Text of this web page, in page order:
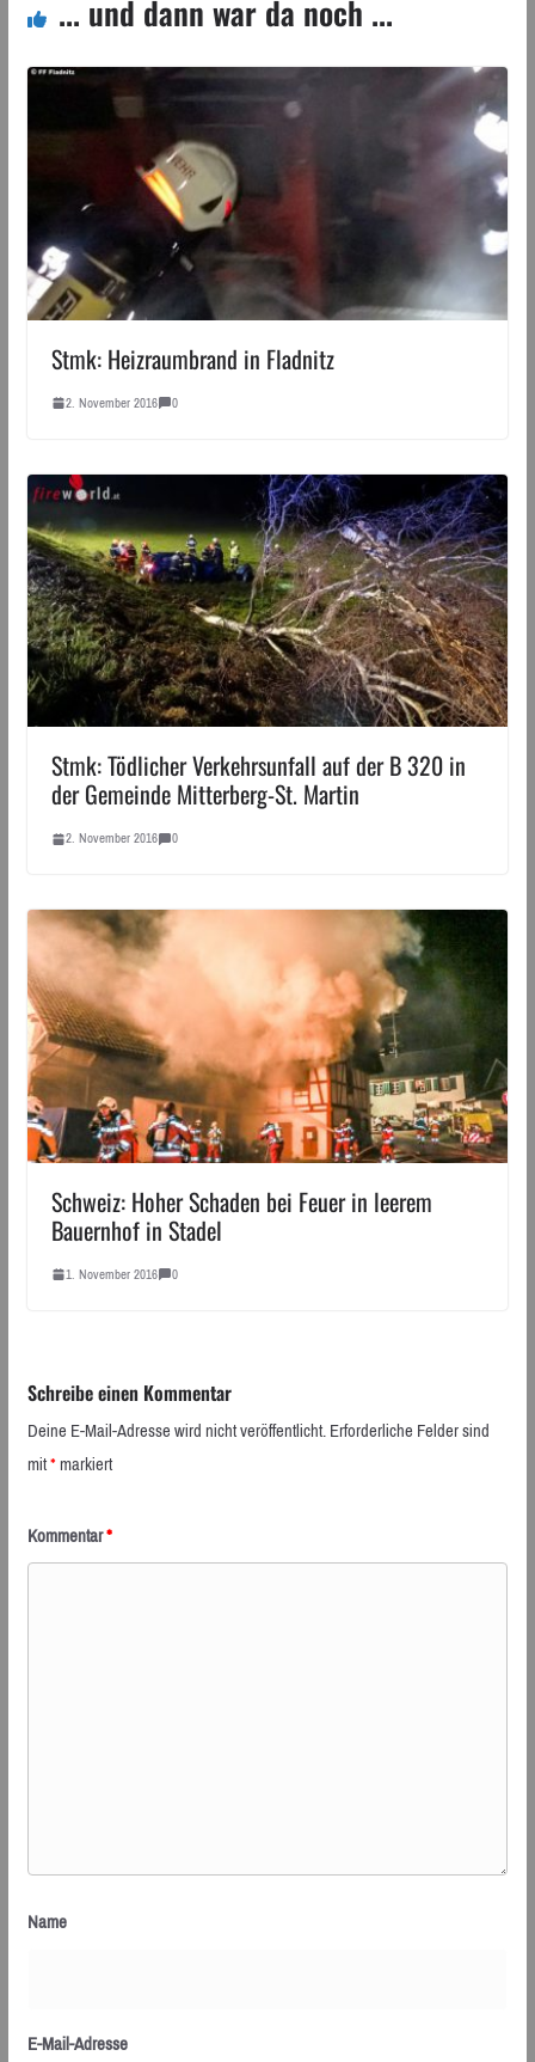
... und dann war da noch ...
Stmk: Heizraumbrand in Fladnitz
2. November 2016 0
Stmk: Tödlicher Verkehrsunfall auf der B 320 in
der Gemeinde Mitterberg-St. Martin
2. November 2016 0
Schweiz: Hoher Schaden bei Feuer in leerem
Bauernhof in Stadel
1. November 2016 0
Schreibe einen Kommentar
Deine E-Mail-Adresse wird nicht veröffentlicht.Erforderliche Felder sind
mit*markiert
Kommentar*
Name
E-Mail-Adresse